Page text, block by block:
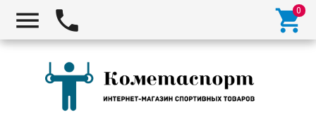
  